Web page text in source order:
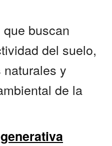
buscan
del suelo,
y
de la